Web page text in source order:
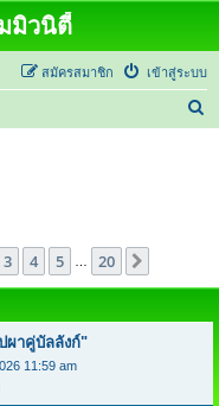
มิวนิตี้
เข้าสู่ระบบ
สมัครสมาชิก
ทั้งหมด 20
3 4 5 20
ผาคู่บัลลังก์"
11:59 am